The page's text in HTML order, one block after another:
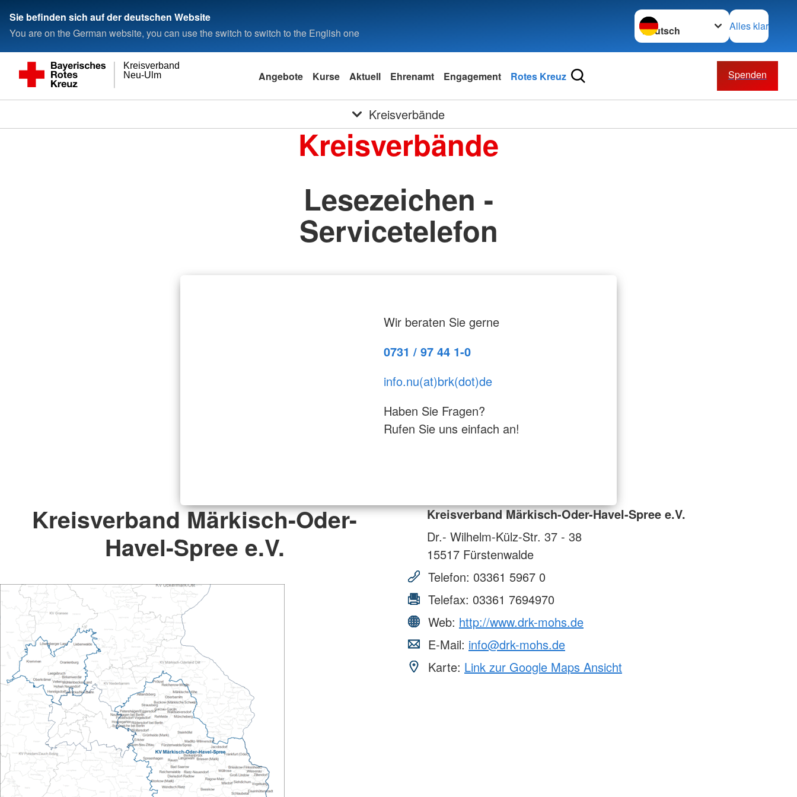
Sie befinden sich auf der deutschen Website
You are on the German website, you can use the switch to switch to the English one
Sprache wechseln zu
Alles klar
Neu-Ulm
Kreisverband
Angebote Kurse Aktuell Ehrenamt Engagement Rotes Kreuz Spenden
Kreisverbände
Kreisverbände
Lesezeichen -
Servicetelefon
Wir beraten Sie gerne
0731 / 97 44 1-0
info.nu(at)brk(dot)de
Haben Sie Fragen?
Rufen Sie uns einfach an!
Kreisverband Märkisch-Oder-
Havel-Spree e.V.
Kreisverband Märkisch-Oder-Havel-Spree e.V.
Dr.- Wilhelm-Külz-Str. 37 - 38
15517 Fürstenwalde
Telefon: 03361 5967 0
Telefax: 03361 7694970
Web: http://www.drk-mohs.de
E-Mail: info@drk-mohs.de
Karte: Link zur Google Maps Ansicht